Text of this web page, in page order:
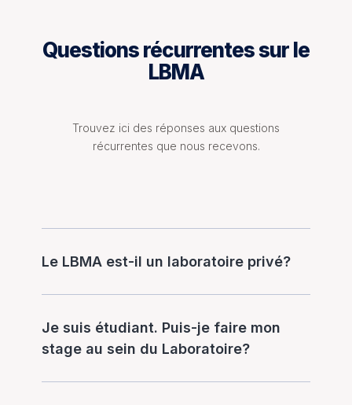
Questions récurrentes sur le
LBMA
Trouvez ici des réponses aux questions
récurrentes que nous recevons.
Le LBMA est-il un laboratoire privé?
Je suis étudiant. Puis-je faire mon
stage au sein du Laboratoire?